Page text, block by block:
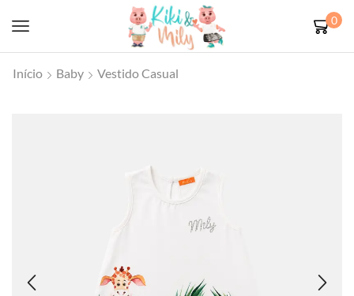
0
Início Baby Vestido Casual